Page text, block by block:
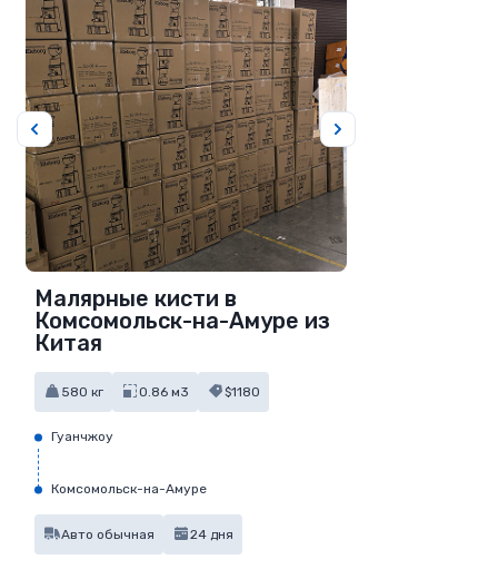
Малярные кисти в
Комсомольск-на-Амуре из
Китая
580 кг 0.86 м3 $1180
Гуанчжоу
Комсомольск-на-Амуре
Авто обычная 24 дня